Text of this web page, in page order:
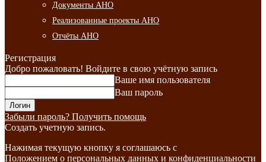
Документы АНО
Реализованные проекты АНО
Отчёты АНО
Регистрация
Добро пожаловать! Войдите в свою учётную запись
Ваше имя пользователя
Ваш пароль
Забыли пароль? Получить помощь
Создать учетную запись.
Нажимая текущую кнопку я соглашаюсь с
Положением о персональных данных и конфиденциальности